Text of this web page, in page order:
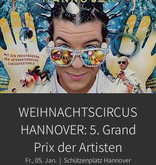
WEIHNACHTSCIRCUS
HANNOVER: 5. Grand
Prix der Artisten
Fr., 05. Jan.
  |
Schützenplatz Hannover